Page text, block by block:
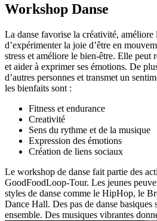
Workshop Danse
La danse favorise la créativité,
d’expérimenter la joie d’être en
stress et améliore le bien-être. Elle peut
et aider à exprimer ses émotions. De
d’autres personnes et transmet un
les bienfaits sont :
Fitness et endurance
Creativité
Sens du rythme et de la musique
Expression des émotions
Création de liens sociaux
Le workshop de danse fait partie des
GoodFoodLoop-Tour. Les jeunes
styles de danse comme le HipHop, le
Dance Hall. Des pas de danse basiques
ensemble. Des musiques vibrantes